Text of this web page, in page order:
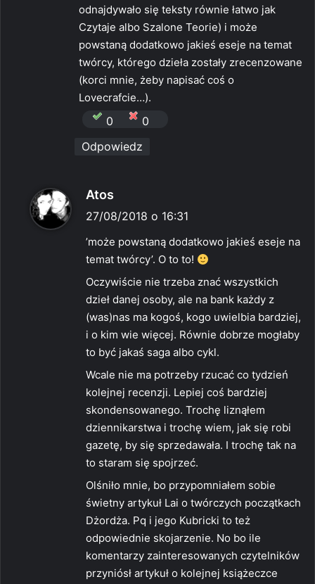
odnajdywało się teksty równie łatwo jak
Czytaje albo Szalone Teorie) i może
powstaną dodatkowo jakieś eseje na temat
twórcy, którego dzieła zostały zrecenzowane
(korci mnie, żeby napisać coś o
Lovecrafcie…).
0
0
Odpowiedz
Atos
i
z
27/08/2018 o 16:31
’może powstaną dodatkowo jakieś eseje na
temat twórcy’. O to to!
Oczywiście nie trzeba znać wszystkich
dzieł danej osoby, ale na bank każdy z
(was)nas ma kogoś, kogo uwielbia bardziej,
i o kim wie więcej. Równie dobrze mogłaby
to być jakaś saga albo cykl.
Wcale nie ma potrzeby rzucać co tydzień
kolejnej recenzji. Lepiej coś bardziej
skondensowanego. Trochę liznąłem
dziennikarstwa i trochę wiem, jak się robi
gazetę, by się sprzedawała. I trochę tak na
to staram się spojrzeć.
Olśniło mnie, bo przypomniałem sobie
świetny artykuł Lai o twórczych początkach
Dżordża. Pq i jego Kubricki to też
odpowiednie skojarzenie. No bo ile
komentarzy zainteresowanych czytelników
przyniósł artykuł o kolejnej książeczce